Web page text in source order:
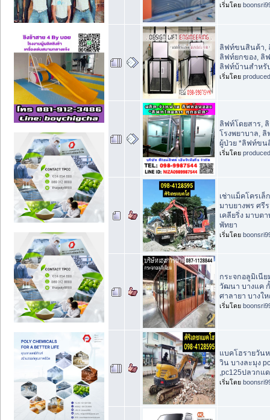
เริ่มโดย
ลิฟท์ขนสินค้า,
ลิฟท์ยกของ, ลิ
ลิฟท์บ้านสำหรั
เริ่มโดย
ลิฟท์โดยสาร,
โรงพยาบาล,
ผู้ป่วย *ลิฟท์ขน
เริ่มโดย
เช่าแม็คโครเล็
มาบยางพร ศรี
เคลียริ่ง มาบต
พัทยา
เริ่มโดย
กระจกอลูมิเนี
วัฒนา บางแค
ศาลายา บางใ
เริ่มโดย
แบคโฮรายวัน
วิน บางละมุง
,pc125ปลวกแ
เริ่มโดย